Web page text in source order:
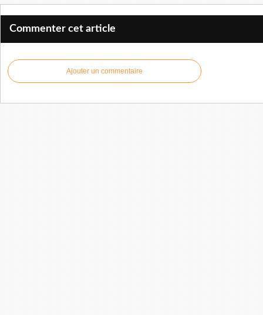
Commenter cet article
Ajouter un commentaire